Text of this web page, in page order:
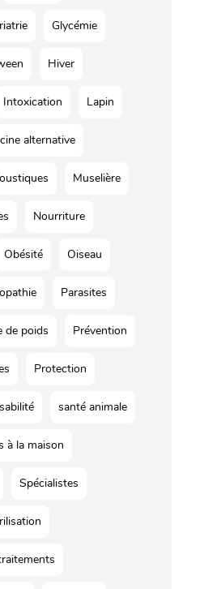
Glycémie
Hiver
Intoxication Lapin
alternative
Muselière
Nourriture
Obésité Oiseau
Parasites
de poids Prévention
Protection
santé animale
à la maison
Spécialistes